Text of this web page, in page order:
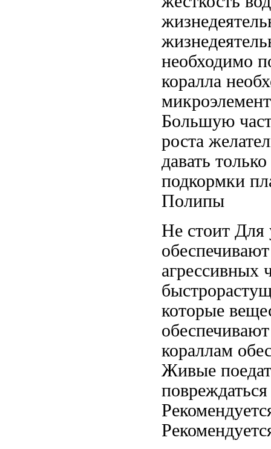
необходимо
коралла
Большую
роста
давать
подкормки
Полипы
Не стоит Для
агрессивных
которые
кораллам
Живые